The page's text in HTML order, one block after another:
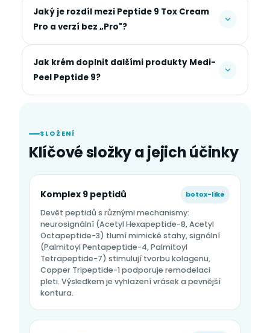
Jaký je rozdíl mezi Peptide 9 Tox Cream
Pro a verzí bez „Pro"?
Jak krém doplnit dalšími produkty Medi-
Peel Peptide 9?
SLOŽENÍ
Klíčové složky a jejich účinky
Komplex 9 peptidů botox-like
Devět peptidů s různými mechanismy:
neurosignální (Acetyl Hexapeptide-8, Acetyl
Octapeptide-3) tlumí mimické stahy, signální
(Palmitoyl Pentapeptide-4, Palmitoyl
Tetrapeptide-7) stimulují tvorbu kolagenu,
Copper Tripeptide-1 podporuje remodelaci
pleti. Výsledkem je vyhlazení vrásek a pevnější
kontura.